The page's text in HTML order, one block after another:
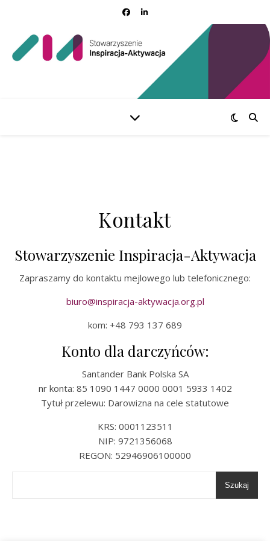
Kontakt
Stowarzyszenie Inspiracja-Aktywacja
Zapraszamy do kontaktu mejlowego lub telefonicznego:
biuro@inspiracja-aktywacja.org.pl
kom: +48 793 137 689
Konto dla darczyńców:
Santander Bank Polska SA
nr konta: 85 1090 1447 0000 0001 5933 1402
Tytuł przelewu: Darowizna na cele statutowe
KRS: 0001123511
NIP: 9721356068
REGON: 52946906100000
Szukaj